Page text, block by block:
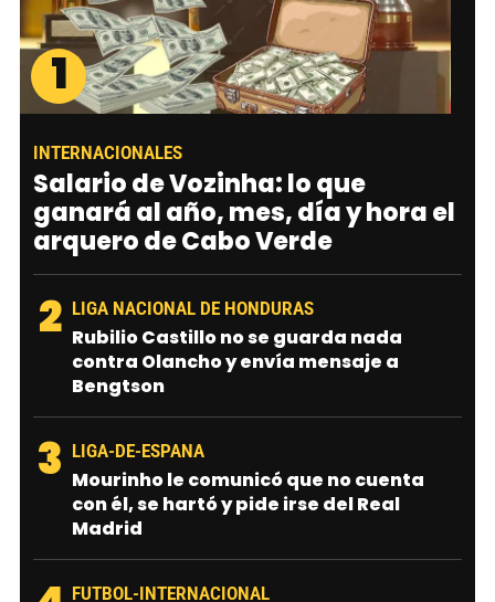
1
INTERNACIONALES
Salario de Vozinha: lo que
ganará al año, mes, día y hora el
arquero de Cabo Verde
2 LIGA NACIONAL DE HONDURAS
Rubilio Castillo no se guarda nada
contra Olancho y envía mensaje a
Bengtson
3 LIGA-DE-ESPANA
Mourinho le comunicó que no cuenta
con él, se hartó y pide irse del Real
Madrid
FUTBOL-INTERNACIONAL